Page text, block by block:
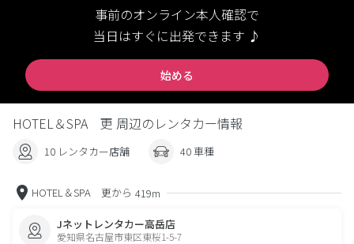
事前のオンライン本人確認で
当日はすぐに出発できます ♪
始める
HOTEL＆SPA 更 周辺のレンタカー情報
10 レンタカー店舗 40 車種
HOTEL＆SPA 更から 419m
Jネットレンタカー高岳店
愛知県名古屋市東区東桜1-5-7